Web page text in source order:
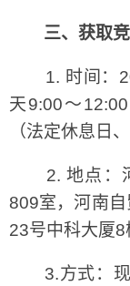
三、获取
1. 时间：
天9:00～
（法定休息日
2. 地点：河
809室，河南
23号中科大厦8
3.方式：现